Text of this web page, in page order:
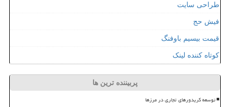
طراحی سایت
فیش حج
قیمت بیسیم باوفنگ
کوتاه کننده لینک
پربیننده ترین ها
توسعه کریدورهای تجاری در مرزها